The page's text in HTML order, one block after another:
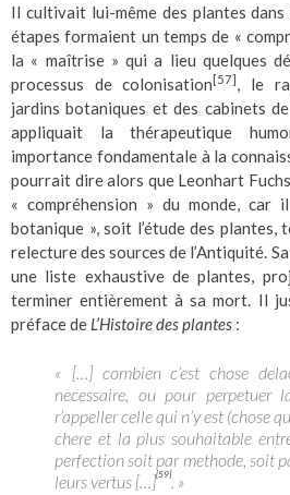
Il cultivait lui-même des plantes
étapes formaient un temps de «
la « maîtrise » qui a lieu quelques
processus de colonisation [57] , le
jardins botaniques et des cabinets
appliquait la thérapeutique
importance fondamentale à la
pourrait dire alors que Leonhart
« compréhension » du monde, car
botanique », soit l’étude des plantes,
relecture des sources de l’Antiquité.
une liste exhaustive de plantes,
terminer entièrement à sa mort. Il
préface de L’Histoire des plantes :
« […] combien c’est chose
necessaire, ou pour perpetuer
r’appeller celle qui n’y est (chose
chere et la plus souhaitable
perfection soit par methode, soit
leurs vertus […][59] . »